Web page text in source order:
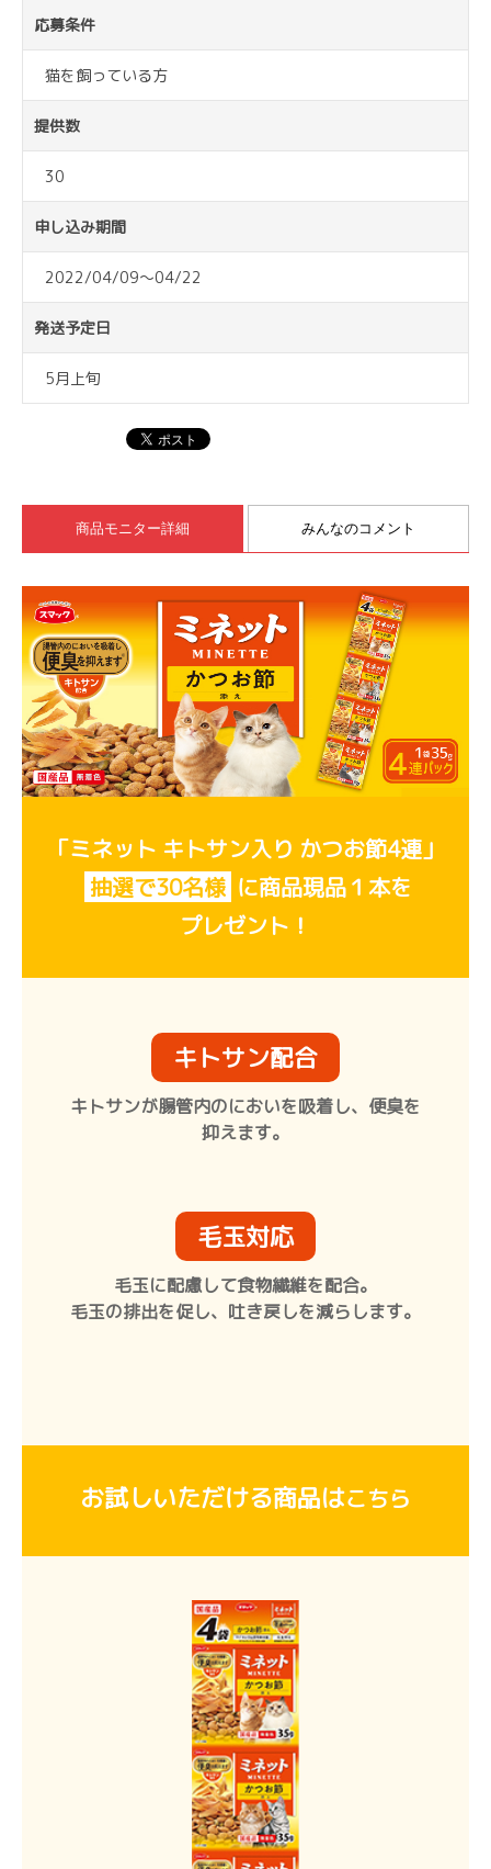
応募条件
猫を飼っている方
提供数
30
申し込み期間
2022/04/09～04/22
発送予定日
5月上旬
商品モニター詳細 みんなのコメント
「ミネット キトサン入り かつお節4連」
抽選で30名様 に商品現品１本を
プレゼント！
キトサン配合
キトサンが腸管内のにおいを吸着し、便臭を
抑えます。
毛玉対応
毛玉に配慮して食物繊維を配合。
毛玉の排出を促し、吐き戻しを減らします。
お試しいただける商品はこちら